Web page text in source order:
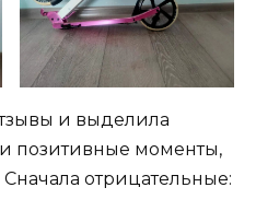
и выделила
позитивные моменты,
отрицательные: